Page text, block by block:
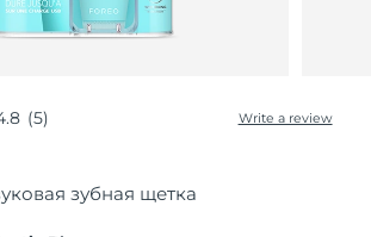
(5) Write a review
зубная щетка